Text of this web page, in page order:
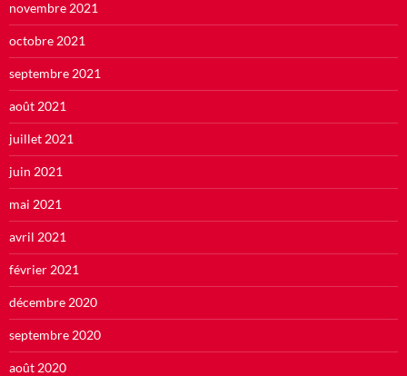
novembre 2021
octobre 2021
septembre 2021
août 2021
juillet 2021
juin 2021
mai 2021
avril 2021
février 2021
décembre 2020
septembre 2020
août 2020